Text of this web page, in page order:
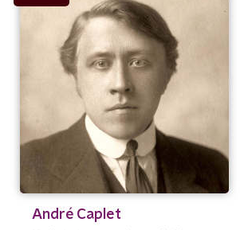
André Caplet